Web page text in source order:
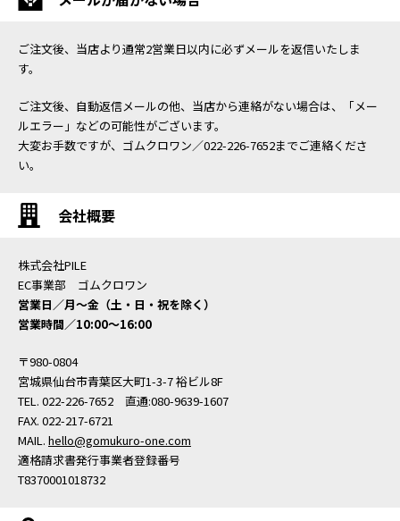
ご注文後、当店より通常2営業日以内に必ずメールを返信いたしま
す。
ご注文後、自動返信メールの他、当店から連絡がない場合は、「メー
ルエラー」などの可能性がございます。
大変お手数ですが、ゴムクロワン／022-226-7652までご連絡くださ
い。
会社概要
株式会社PILE
EC事業部 ゴムクロワン
営業日／月〜金（土・日・祝を除く）
営業時間／10:00〜16:00
〒980-0804
宮城県仙台市青葉区大町1-3-7 裕ビル8F
TEL. 022-226-7652 直通:080-9639-1607
FAX. 022-217-6721
MAIL. hello@gomukuro-one.com
適格請求書発行事業者登録番号
T8370001018732